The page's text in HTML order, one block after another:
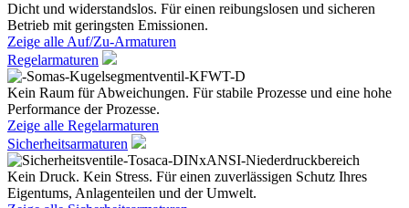
Dicht und widerstandslos. Für einen reibungslosen und sicheren
Betrieb mit geringsten Emissionen.
Zeige alle Auf/Zu-Armaturen
Regelarmaturen
Kein Raum für Abweichungen. Für stabile Prozesse und eine hohe
Performance der Prozesse.
Zeige alle Regelarmaturen
Sicherheitsarmaturen
Kein Druck. Kein Stress. Für einen zuverlässigen Schutz Ihres
Eigentums, Anlagenteilen und der Umwelt.